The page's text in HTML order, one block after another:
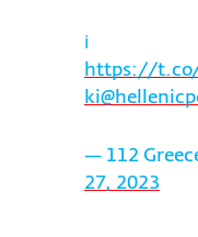
ℹ️
https://t.co/
ki
— 112
27, 2023